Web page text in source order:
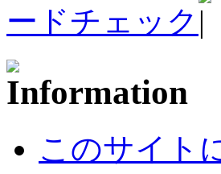
ードチェック
このサイト